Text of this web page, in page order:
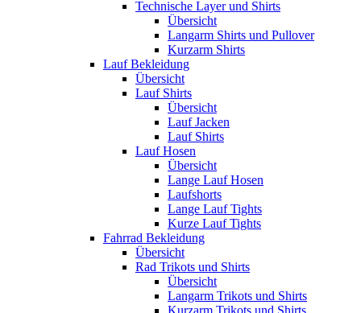
Technische Layer und Shirts
Übersicht
Langarm Shirts und Pullover
Kurzarm Shirts
Lauf Bekleidung
Übersicht
Lauf Shirts
Übersicht
Lauf Jacken
Lauf Shirts
Lauf Hosen
Übersicht
Lange Lauf Hosen
Laufshorts
Lange Lauf Tights
Kurze Lauf Tights
Fahrrad Bekleidung
Übersicht
Rad Trikots und Shirts
Übersicht
Langarm Trikots und Shirts
Kurzarm Trikots und Shirts